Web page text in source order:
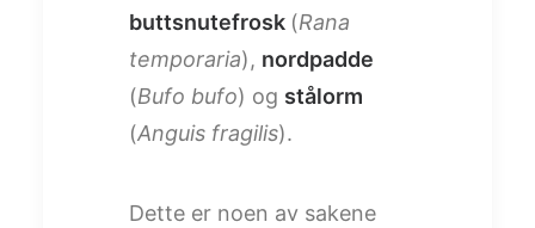
buttsnutefrosk (Rana
temporaria), nordpadde
(Bufo bufo) og stålorm
(Anguis fragilis).
Dette er noen av sakene